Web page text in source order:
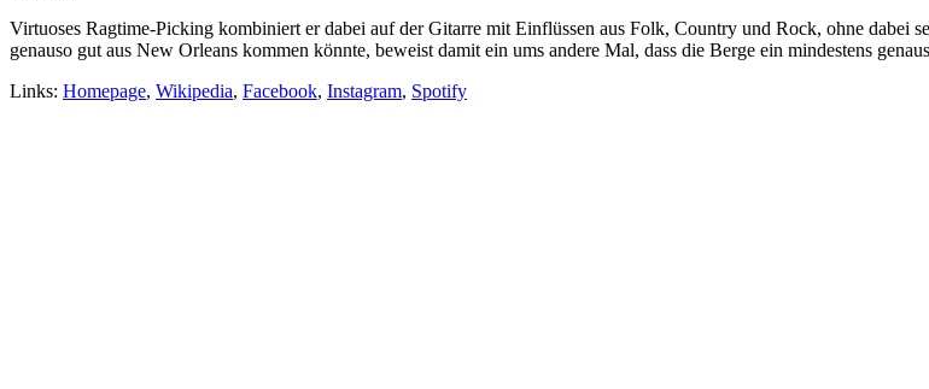
Virtuoses Ragtime-Picking kombiniert er dabei auf der Gitarre mit Einflüssen aus Folk, Country und Rock, ohne dabei
genauso gut aus New Orleans kommen könnte, beweist damit ein ums andere Mal, dass die Berge ein mindestens
Links: Homepage, Wikipedia, Facebook, Instagram, Spotify